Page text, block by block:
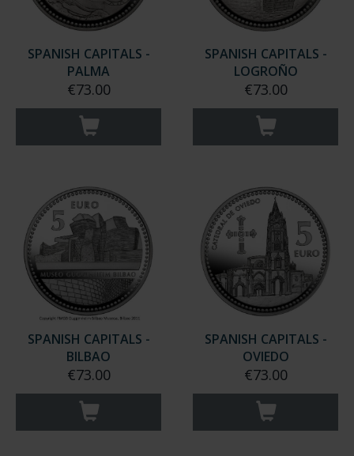
SPANISH CAPITALS -
PALMA
€73.00
SPANISH CAPITALS -
LOGROÑO
€73.00
SPANISH CAPITALS -
BILBAO
€73.00
SPANISH CAPITALS -
OVIEDO
€73.00